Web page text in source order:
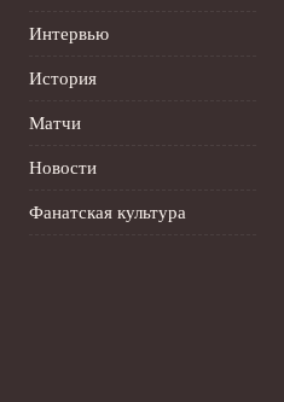
Интервью
История
Матчи
Новости
Фанатская культура